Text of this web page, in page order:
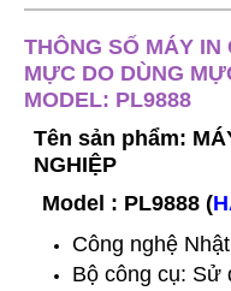
THÔNG SỐ MÁY IN
MỰC DO DÙNG
MODEL: PL9888
Tên sản phẩm:
NGHIỆP
Model : PL9888 (
Công nghệ
Bộ công cụ: Sử